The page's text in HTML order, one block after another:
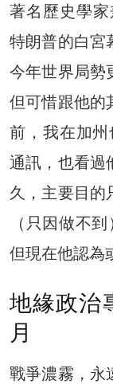
著名歷史學
特朗普的白宮
今年世界局勢
但可惜跟他的
前，我在加
通訊，也看過
久，主要目的
（只因做不
但現在他認為
地緣政治
月
戰爭濃霧，永